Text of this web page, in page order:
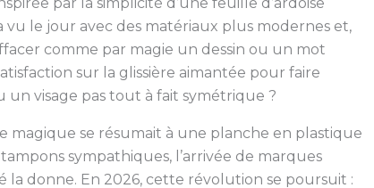
le jour avec des matériaux plus modernes et,
comme par magie un dessin ou un mot
sur la glissière aimantée pour faire
visage pas tout à fait symétrique ?
magique se résumait à une planche en plastique
sympathiques, l’arrivée de marques
la donne. En 2026, cette révolution se poursuit :